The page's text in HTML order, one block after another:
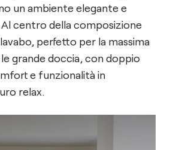
un ambiente elegante e
centro della composizione
perfetto per la massima
grande doccia, con doppio
e funzionalità in
relax.